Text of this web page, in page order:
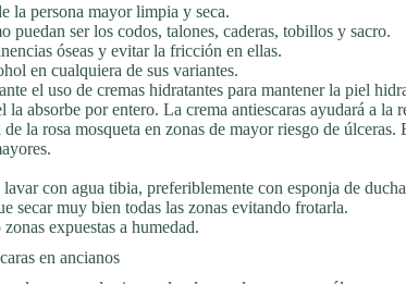
la persona mayor limpia y seca.
puedan ser los codos, talones, caderas, tobillos y sacro.
óseas y evitar la fricción en ellas.
en cualquiera de sus variantes.
el uso de cremas hidratantes para mantener la piel
absorbe por entero. La crema antiescaras ayudará a la
la rosa mosqueta en zonas de mayor riesgo de
con agua tibia, preferiblemente con esponja de
secar muy bien todas las zonas evitando frotarla.
expuestas a humedad.
en ancianos